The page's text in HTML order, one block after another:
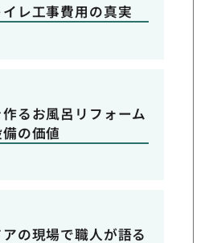
レ工事費用の真実
るお風呂リフォーム
の価値
の現場で職人が語る